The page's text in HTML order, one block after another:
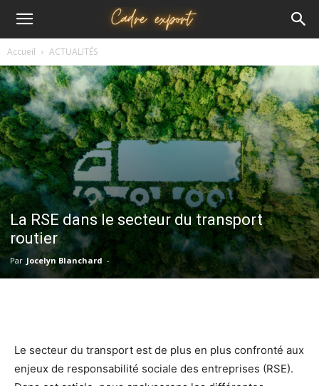
Cadre
export
Accueil ACTUALITÉS
La RSE dans le secteur du transport
routier
Par Jocelyn Blanchard -
Le secteur du transport est de plus en plus confronté aux
enjeux de responsabilité sociale des entreprises (RSE).